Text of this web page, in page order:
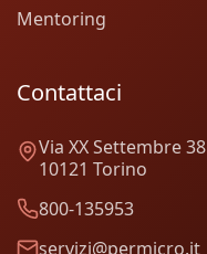
Mentoring
Contattaci
Via XX Settembre 38
10121 Torino
800-135953
servizi@permicro.it